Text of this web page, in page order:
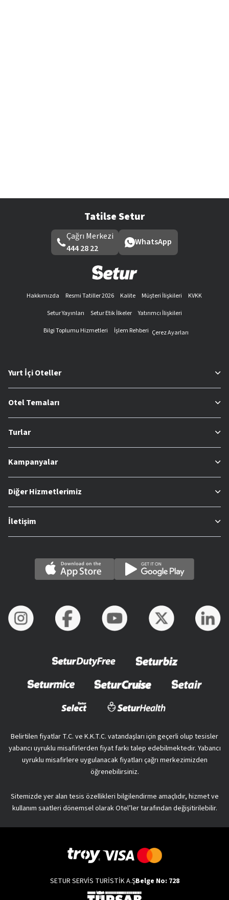
Tatilse Setur
Çağrı Merkezi
444 28 22
WhatsApp
Hakkımızda Resmi Tatiller 2026 Kalite Müşteri İlişkileri
KVKK
Setur Yayınları
Setur Etik İlkeler
Yatırımcı İlişkileri
Bilgi Toplumu Hizmetleri
İşlem Rehberi Çerez Ayarları
Yurt İçi Oteller
Otel Temaları
Turlar
Kampanyalar
Diğer Hizmetlerimiz
İletişim
Belirtilen fiyatlar T.C. ve K.K.T.C. vatandaşları için geçerli olup tesisler
yabancı uyruklu misafirlerden fiyat farkı talep edebilmektedir. Yabancı
uyruklu misafirlere uygulanacak fiyatları çağrı merkezimizden
öğrenebilirsiniz.
Sitemizde yer alan tesis özellikleri bilgilendirme amaçlıdır, hizmet ve
kullanım saatleri dönemsel olarak Otel’ler tarafından değişitirilebilir.
SETUR SERVİS TURİSTİK A.ŞBelge No: 728